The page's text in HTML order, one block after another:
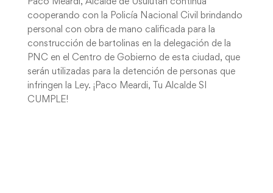
Paco Meardi, Alcalde de Usulután continua
cooperando con la Policía Nacional Civil brindando
personal con obra de mano calificada para la
construcción de bartolinas en la delegación de la
PNC en el Centro de Gobierno de esta ciudad, que
serán utilizadas para la detención de personas que
infringen la Ley. ¡Paco Meardi, Tu Alcalde SI
CUMPLE!